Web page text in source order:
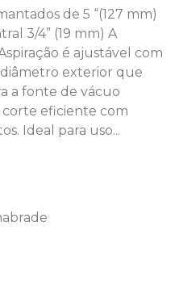
de 5 “(127 mm)
3/4” (19 mm) A
é ajustável com
diâmetro exterior que
a fonte de vácuo
corte eficiente com
Ideal para uso...